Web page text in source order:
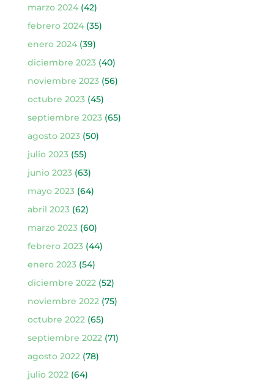
marzo 2024(42)
febrero 2024(35)
enero 2024(39)
diciembre 2023(40)
noviembre 2023(56)
octubre 2023(45)
septiembre 2023(65)
agosto 2023(50)
julio 2023(55)
junio 2023(63)
mayo 2023(64)
abril 2023(62)
marzo 2023(60)
febrero 2023(44)
enero 2023(54)
diciembre 2022 (52)
noviembre 2022 (75)
octubre 2022 (65)
septiembre 2022 (71)
agosto 2022 (78)
julio 2022 (64)